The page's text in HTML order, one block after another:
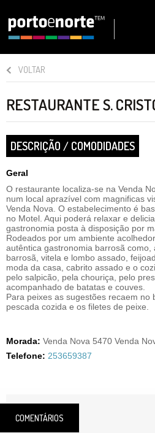
VOLTAR
RESTAURANTE S.
DESCRIÇÃO / COMODIDADES
Geral
O restaurante localiza-se na Venda
num local aprazível com magnificas
Venda Nova. O estabelecimento é
no Motel. Aqui poderá relaxar e
gastronomia posta à disposição por
Rodeados por um ambiente
autêntica gastronomia barrosã como,
barrosã, vitela e lombo assado,
moda da casa, cabrito assado e o
pelo salpicão, pela chouriça, pelo
acompanhado de batatas e couves.
Para peixes as sugestões recaem no
pescada cozida e os filetes de peixe.
Morada: Venda Nova 5470 Venda
Telefone: 253659387
COMENTÁRIOS